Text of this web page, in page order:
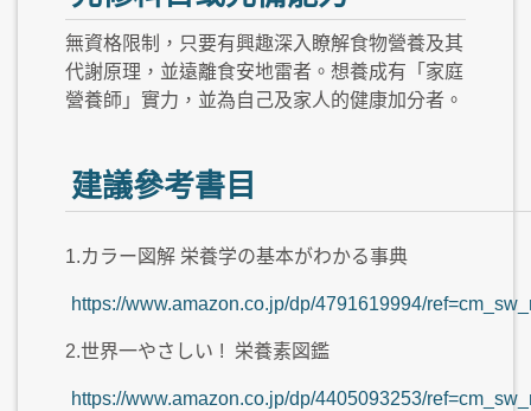
無資格限制，只要有興趣深入瞭解食物營養及其
代謝原理，並遠離食安地雷者。想養成有「家庭
營養師」實力，並為自己及家人的健康加分者。
建議參考書目
1.カラー図解 栄養学の基本がわかる事典
https://www.amazon.co.jp/dp/4791619994/
2.世界一やさしい ! 栄養素図鑑
https://www.amazon.co.jp/dp/4405093253/